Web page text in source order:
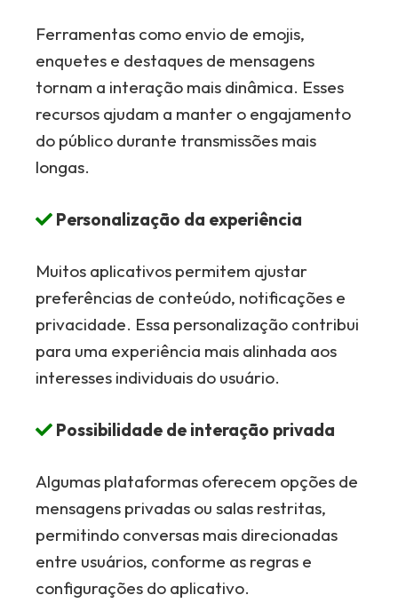
Ferramentas como envio de emojis,
enquetes e destaques de mensagens
tornam a interação mais dinâmica. Esses
recursos ajudam a manter o engajamento
do público durante transmissões mais
longas.
Personalização da experiência
Muitos aplicativos permitem ajustar
preferências de conteúdo, notificações e
privacidade. Essa personalização contribui
para uma experiência mais alinhada aos
interesses individuais do usuário.
Possibilidade de interação privada
Algumas plataformas oferecem opções de
mensagens privadas ou salas restritas,
permitindo conversas mais direcionadas
entre usuários, conforme as regras e
configurações do aplicativo.